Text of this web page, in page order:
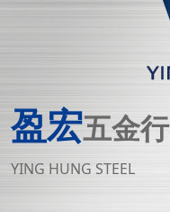
盈宏五金行
YING HUNG STEEL